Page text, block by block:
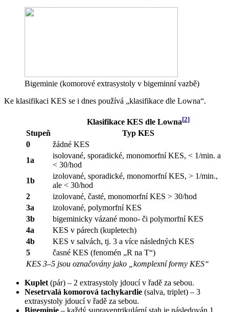
Bigeminie (komorové extrasystoly v bigeminní vazbě)
Ke klasifikaci KES se i dnes používá „klasifikace dle Lowna“.
Klasifikace KES dle Lowna[2]
Stupeň
Typ KES
0
žádné KES
1a
isolované, sporadické, monomorfní KES, < 1/min. a
< 30/hod
1b
izolované, sporadické, monomorfní KES, > 1/min.,
ale < 30/hod
2
izolované, časté, monomorfní KES > 30/hod
3a
izolované, polymorfní KES
3b
bigeminicky vázané mono- či polymorfní KES
4a
KES v párech (kupletech)
4b
KES v salvách, tj. 3 a více následných KES
5
časné KES (fenomén „R na T“)
KES 3–5 jsou označovány jako „komplexní formy KES“
Kuplet (pár) – 2 extrasystoly jdoucí v řadě za sebou.
Nesetrvalá komorová tachykardie (salva, triplet) – 3
extrasystoly jdoucí v řadě za sebou.